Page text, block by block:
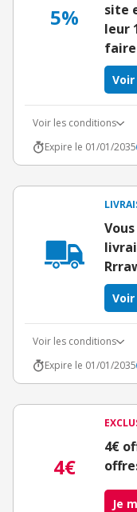
5%
site
leur
faire
Voir les conditions
Expire le 01/01/2035
Voir les conditions
Expire le 01/01/2035
4€
4€
Je